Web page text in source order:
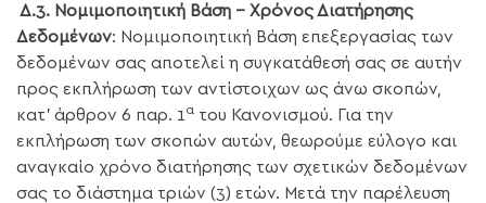
Δ.3. Νομιμοποιητική Βάση – Χρόνος Διατήρησης
Δεδομένων: Νομιμοποιητική Βάση επεξεργασίας των
δεδομένων σας αποτελεί η συγκατάθεσή σας σε αυτήν
προς εκπλήρωση των αντίστοιχων ως άνω σκοπών,
κατ’ άρθρον 6 παρ. 1α του Κανονισμού. Για την
εκπλήρωση των σκοπών αυτών, θεωρούμε εύλογο και
αναγκαίο χρόνο διατήρησης των σχετικών δεδομένων
σας το διάστημα τριών (3) ετών. Μετά την παρέλευση